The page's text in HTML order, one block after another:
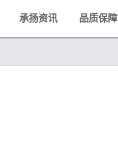
承扬资讯 品质保障